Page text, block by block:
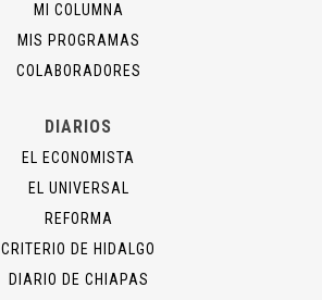
MI COLUMNA
MIS PROGRAMAS
COLABORADORES
DIARIOS
EL ECONOMISTA
EL UNIVERSAL
REFORMA
CRITERIO DE HIDALGO
DIARIO DE CHIAPAS